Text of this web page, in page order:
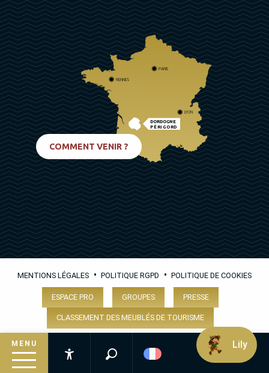
MENU
Recherche
DORDOGNE
PÉRIGORD
PARIS
RENNES
LYON
COMMENT VENIR ?
MENTIONS LÉGALES • POLITIQUE RGPD • POLITIQUE DE COOKIES
ESPACE PRO GROUPES PRESSE
CLASSEMENT DES MEUBLÉS DE TOURISME
Lily